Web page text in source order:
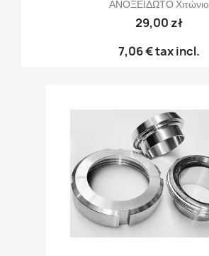
ΑΝΟΞΕΙΔΩΤΟ Χιτώνιο
29,00 zł
7,06 €tax incl.